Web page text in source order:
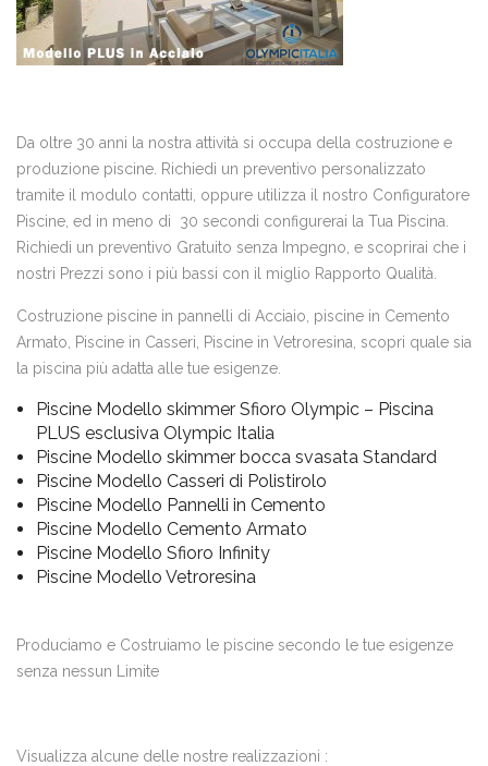
Da oltre 30 anni la nostra attività si occupa della costruzione e
produzione piscine. Richiedi un preventivo personalizzato
tramite il modulo contatti, oppure utilizza il nostro Configuratore
Piscine, ed in meno di 30 secondi configurerai la Tua Piscina.
Richiedi un preventivo Gratuito senza Impegno, e scoprirai che i
nostri Prezzi sono i più bassi con il miglio Rapporto Qualità.
Costruzione piscine in pannelli di Acciaio, piscine in Cemento
Armato, Piscine in Casseri, Piscine in Vetroresina, scopri quale sia
la piscina più adatta alle tue esigenze.
Piscine Modello skimmer Sfioro Olympic – Piscina
PLUS esclusiva Olympic Italia
Piscine Modello skimmer bocca svasata Standard
Piscine Modello Casseri di Polistirolo
Piscine Modello Pannelli in Cemento
Piscine Modello Cemento Armato
Piscine Modello Sfioro Infinity
Piscine Modello Vetroresina
Produciamo e Costruiamo le piscine secondo le tue esigenze
senza nessun Limite
Visualizza alcune delle nostre realizzazioni :